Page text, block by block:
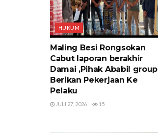
HUKUM
Maling Besi Rongsokan
Cabut laporan berakhir
Damai ,Pihak Ababil group
Berikan Pekerjaan Ke
Pelaku
JULI 27, 2026 15